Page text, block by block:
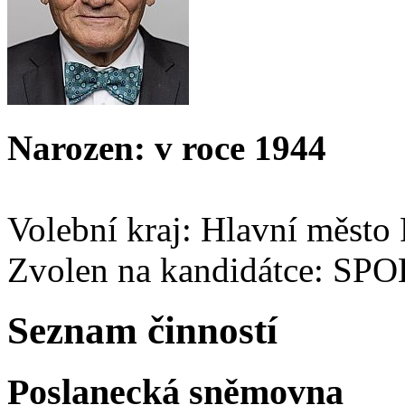
Narozen: v roce 1944
Volební kraj: Hlavní město
Zvolen na kandidátce:
Seznam činností
Poslanecká sněmovna